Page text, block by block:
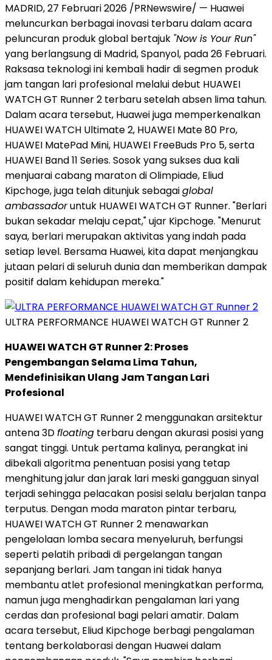
MADRID,27 Februari 2026 /PRNewswire/ — Huawei
meluncurkan berbagai inovasi terbaru dalam acara
peluncuran produk global bertajuk "Now is Your Run"
yang berlangsung di Madrid, Spanyol, pada 26 Februari.
Raksasa teknologi ini kembali hadir di segmen produk
jam tangan lari profesional melalui debut HUAWEI
WATCH GT Runner 2 terbaru setelah absen lima tahun.
Dalam acara tersebut, Huawei juga memperkenalkan
HUAWEI WATCH Ultimate 2, HUAWEI Mate 80 Pro,
HUAWEI MatePad Mini, HUAWEI FreeBuds Pro 5, serta
HUAWEI Band 11 Series. Sosok yang sukses dua kali
menjuarai cabang maraton di Olimpiade, Eliud
Kipchoge, juga telah ditunjuk sebagaiglobal
ambassadoruntuk HUAWEI WATCH GT Runner. "Berlari
bukan sekadar melaju cepat," ujar Kipchoge. "Menurut
saya, berlari merupakan aktivitas yang indah pada
setiap level. Bersama Huawei, kita dapat menjangkau
jutaan pelari di seluruh dunia dan memberikan dampak
positif dalam kehidupan mereka."
ULTRA PERFORMANCE HUAWEI WATCH GT Runner 2
HUAWEI WATCH GT Runner 2: Proses
Pengembangan Selama Lima Tahun,
Mendefinisikan Ulang Jam Tangan Lari
Profesional
HUAWEI WATCH GT Runner 2 menggunakan arsitektur
antena 3Dfloating terbaru dengan akurasi posisi yang
sangat tinggi. Untuk pertama kalinya, perangkat ini
dibekali algoritma penentuan posisi yang tetap
menghitung jalur dan jarak lari meski gangguan sinyal
terjadi sehingga pelacakan posisi selalu berjalan tanpa
terputus. Dengan moda maraton pintar terbaru,
HUAWEI WATCH GT Runner 2 menawarkan
pengelolaan lomba secara menyeluruh, berfungsi
seperti pelatih pribadi di pergelangan tangan
sepanjang berlari. Jam tangan ini tidak hanya
membantu atlet profesional meningkatkan performa,
namun juga menghadirkan pengalaman lari yang
cerdas dan profesional bagi pelari amatir. Dalam
acara tersebut, Eliud Kipchoge berbagi pengalaman
tentang berkolaborasi dengan Huawei dalam